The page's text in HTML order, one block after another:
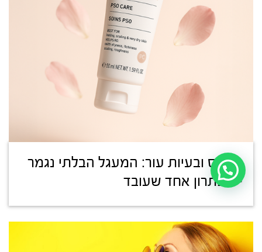
סטרס ובעיות עור: המעגל הבלתי נגמר
– ופתרון אחד שעובד